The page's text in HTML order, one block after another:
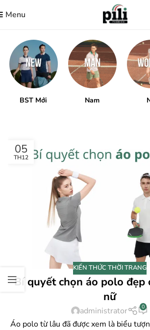
Menu
BST Mới Nam
05
TH12
KIẾN THỨC THỜI TRANG
Bí quyết chọn áo polo đẹp
nữ
administrator 0
Áo polo từ lâu đã được xem là biểu